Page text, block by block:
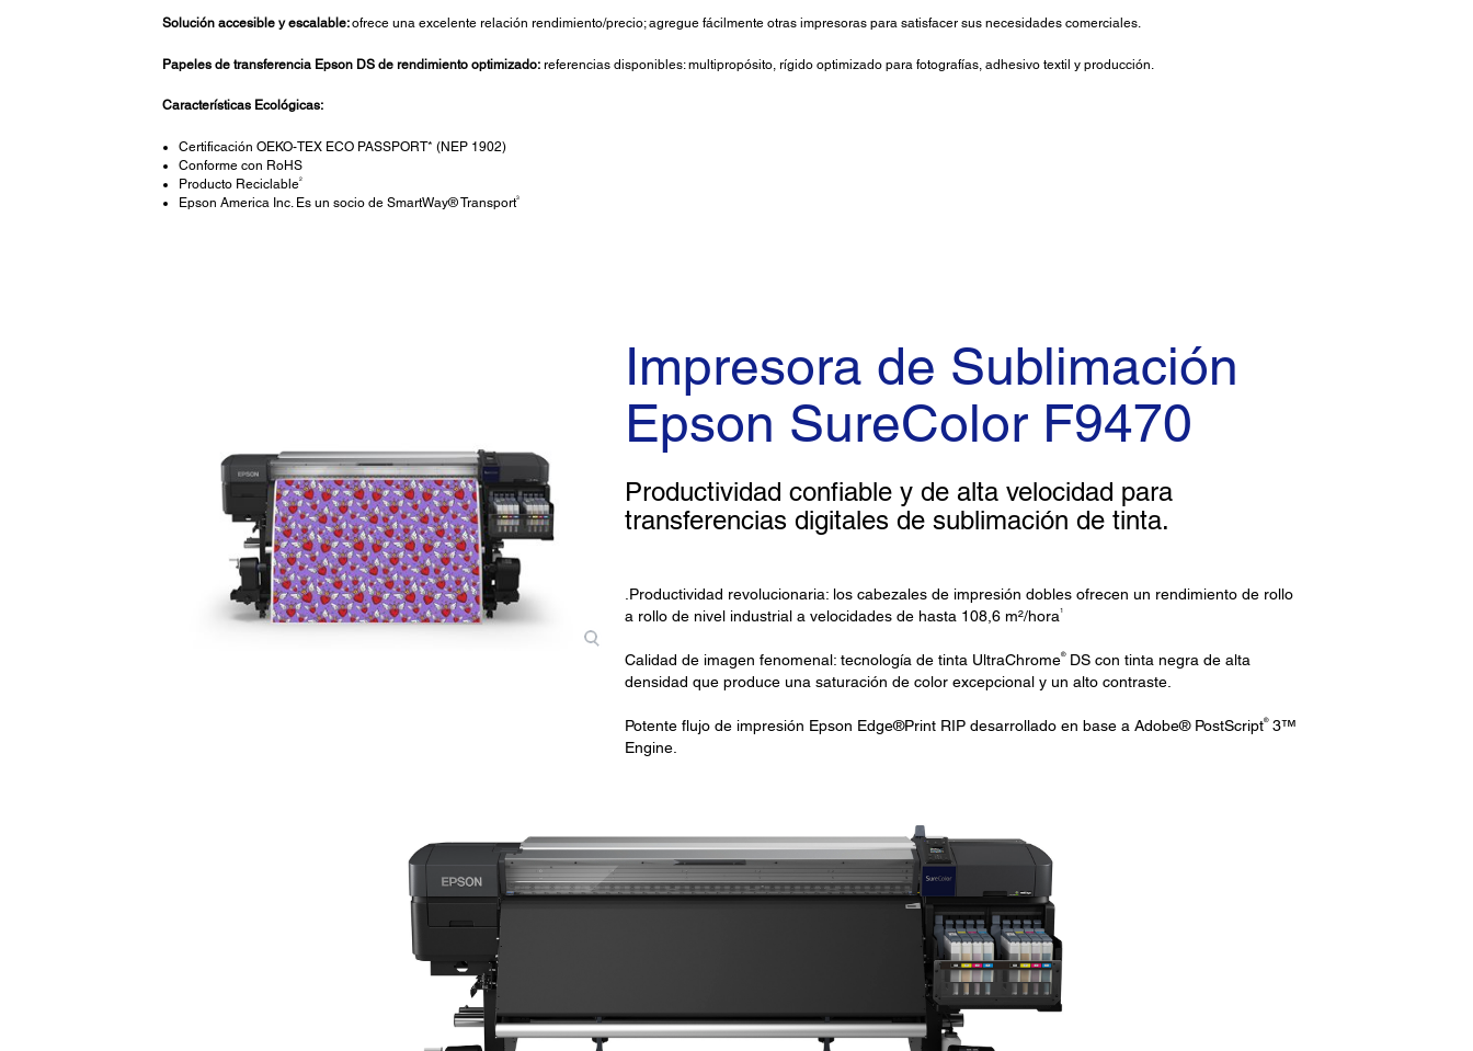
Solución accesible y escalable:ofrece una excelente relación rendimiento/precio; agregue fácilmente otras impresoras para satisfacer sus necesidades comerciales.
Papeles de transferencia Epson DS de rendimiento optimizado:referencias disponibles: multipropósito, rígido optimizado para fotografías, adhesivo textil y producción.
Características Ecológicas:
Certificación OEKO-TEX ECO PASSPORT* (NEP 1902)
Conforme con RoHS
Producto Reciclable2
Epson America Inc. Es un socio de SmartWay® Transport3
Impresora de Sublimación
Epson SureColor F9470
Productividad confiable y de alta velocidad para
transferencias digitales de sublimación de tinta.
.Productividad revolucionaria: los cabezales de impresión dobles ofrecen un rendimiento de rollo
a rollo de nivel industrial a velocidades de hasta 108,6 m²/hora1
Calidad de imagen fenomenal: tecnología de tinta UltraChrome®DS con tinta negra de alta
densidad que produce una saturación de color excepcional y un alto contraste.
Potente flujo de impresión Epson Edge®Print RIP desarrollado en base a Adobe® PostScript®3™
Engine.